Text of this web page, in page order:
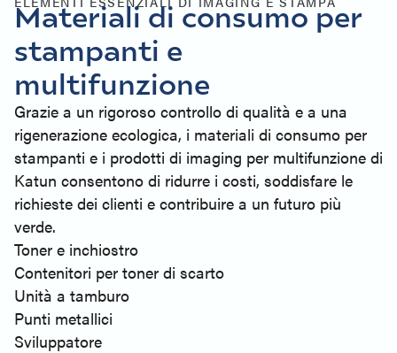
Materiali di consumo per
stampanti e
multifunzione
Grazie a un rigoroso controllo di qualità e a una
rigenerazione ecologica, i materiali di consumo per
stampanti e i prodotti di imaging per multifunzione di
Katun consentono di ridurre i costi, soddisfare le
richieste dei clienti e contribuire a un futuro più
verde.
Toner e inchiostro
Contenitori per toner di scarto
Unità a tamburo
Punti metallici
Sviluppatore